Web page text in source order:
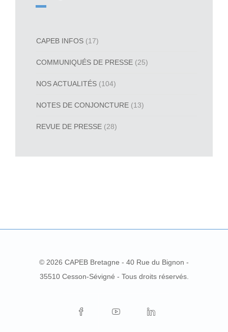
CAPEB INFOS (17)
COMMUNIQUÉS DE PRESSE (25)
NOS ACTUALITÉS (104)
NOTES DE CONJONCTURE (13)
REVUE DE PRESSE (28)
© 2026 CAPEB Bretagne - 40 Rue du Bignon -
35510 Cesson-Sévigné - Tous droits réservés.